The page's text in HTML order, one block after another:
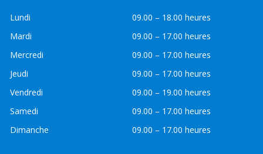
Lundi
09.00 – 18.00 heures
Mardi
09.00 – 17.00 heures
Mercredi
09.00 – 17.00 heures
Jeudi
09.00 – 17.00 heures
Vendredi
09.00 – 19.00 heures
Samedi
09.00 – 17.00 heures
Dimanche
09.00 – 17.00 heures